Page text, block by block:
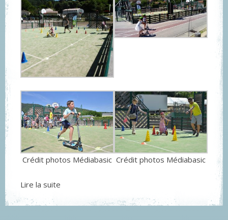
Crédit photos Médiabasic Crédit photos Médiabasic
Lire la suite